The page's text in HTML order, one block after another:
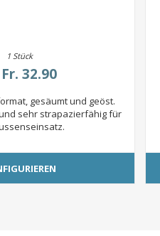
1 Stück
Fr. 32.90
gesäumt und geöst.
sehr strapazierfähig für